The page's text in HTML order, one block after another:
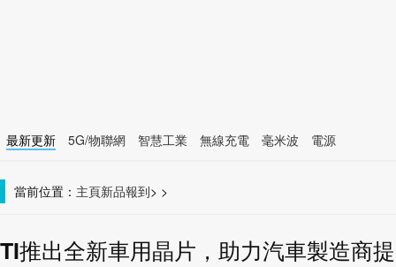
最新更新 5G/物聯網 智慧工業 無線充電 毫米波
電源
當前位置： 主頁 >
新品報到 >
TI推出全新車用晶片，助力汽車製造商提